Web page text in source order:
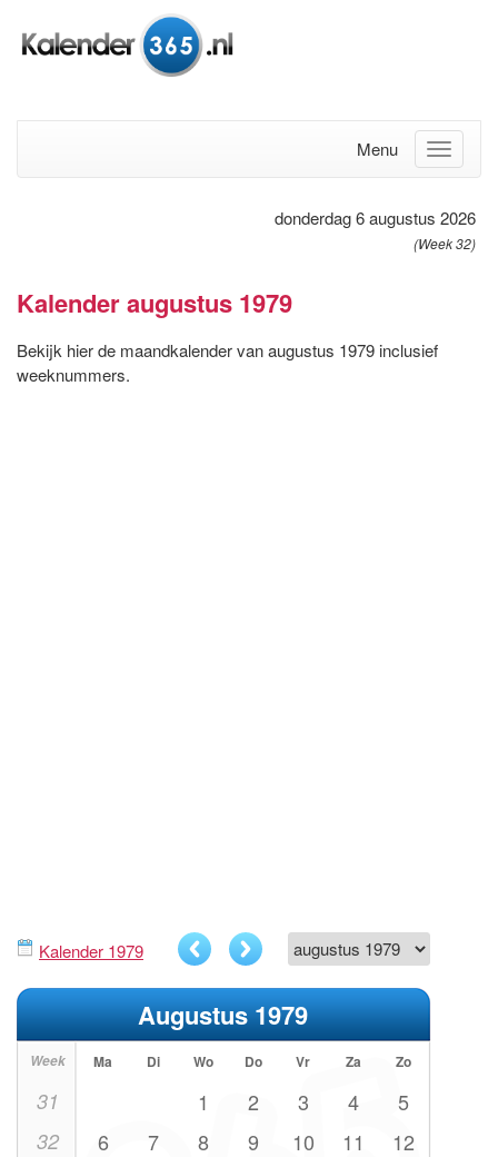
Menu
donderdag 6 augustus 2026
(Week 32)
Kalender augustus 1979
Bekijk hier de maandkalender van augustus 1979 inclusief
weeknummers.
Kalender 1979
Augustus 1979
Week Ma Di Wo Do Vr Za Zo
31 1 2 3 4 5
32 6 7 8 9 10 11 12